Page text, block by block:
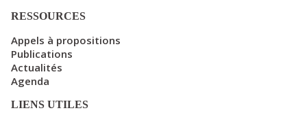
RESSOURCES
Appels à propositions
Publications
Actualités
Agenda
LIENS UTILES